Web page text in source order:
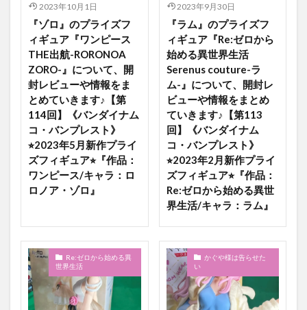
2023年10月1日
『ゾロ』のプライズフ
ィギュア『ワンピース
THE出航-RORONOA
ZORO-』について、開
封レビューや情報をま
とめていきます♪【第
114回】《バンダイナム
コ・バンプレスト》
⭐︎2023年5月新作プライ
ズフィギュア⭐︎『作品：
ワンピース/キャラ：ロ
ロノア・ゾロ』
2023年9月30日
『ラム』のプライズフ
ィギュア『Re:ゼロから
始める異世界生活
Serenus couture-ラ
ム-』について、開封レ
ビューや情報をまとめ
ていきます♪【第113
回】《バンダイナム
コ・バンプレスト》
⭐︎2023年2月新作プライ
ズフィギュア⭐︎『作品：
Re:ゼロから始める異世
界生活/キャラ：ラム』
Re:ゼロから始める異
世界生活
かぐや様は告らせた
い